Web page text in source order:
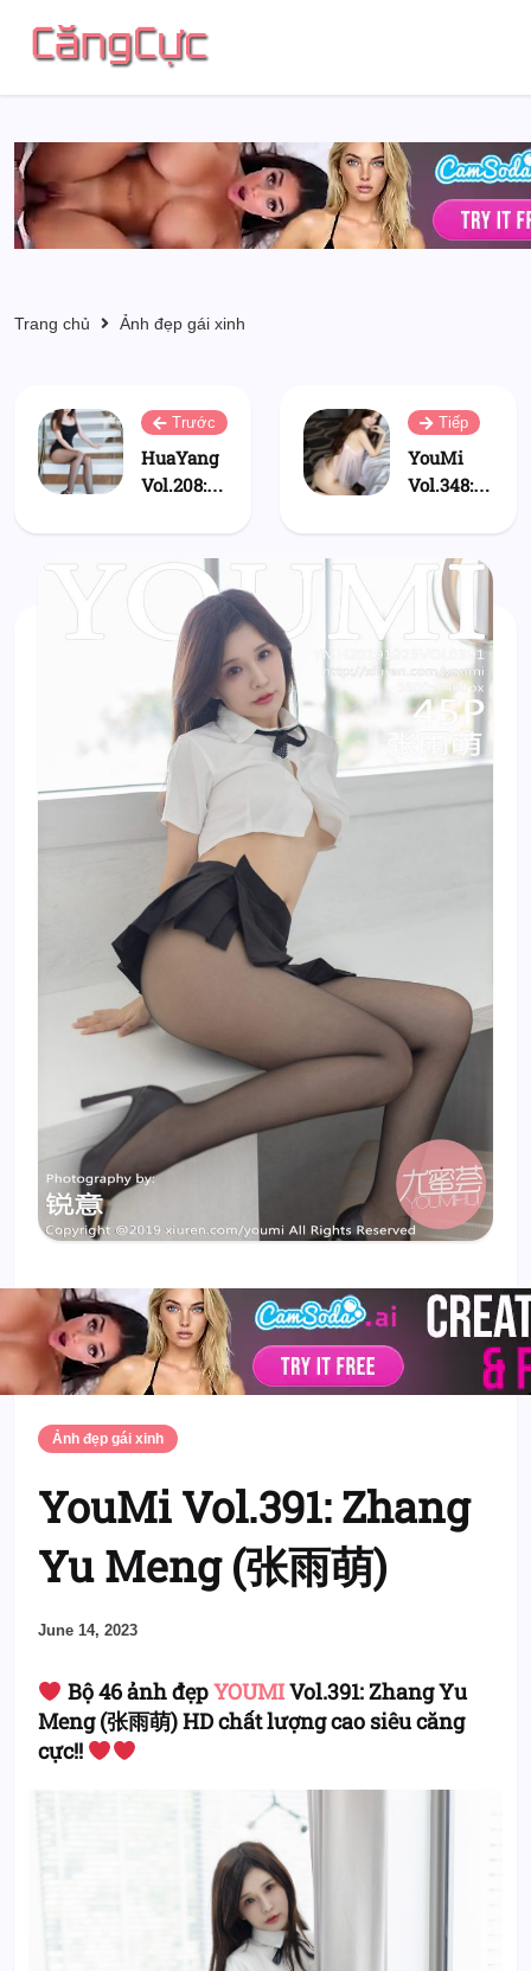
Trang chủ Ảnh đẹp gái xinh
Trước
HuaYang
Vol.208:
Meng (张
雨萌)
Tiếp
YouMi
Vol.348:
Meng (张
雨萌)
Ảnh đẹp gái xinh
YouMi Vol.391: Zhang
Yu Meng (张雨萌)
June 14, 2023
Bộ 46 ảnh đẹpYOUMIVol.391: Zhang Yu
Meng (张雨萌) HD chất lượng cao siêu căng
cực!!